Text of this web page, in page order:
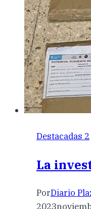
Destacadas 2
La
PorDiario
2023